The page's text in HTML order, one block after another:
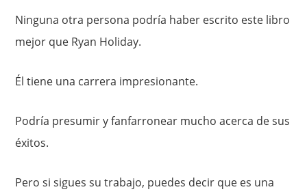
Ninguna otra persona podría haber escrito este libro
mejor que Ryan Holiday.
Él tiene una carrera impresionante.
Podría presumir y fanfarronear mucho acerca de sus
éxitos.
Pero si sigues su trabajo, puedes decir que es una